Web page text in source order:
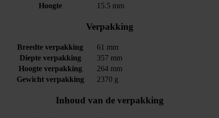
Hoogte
15.5 mm
Verpakking
Breedte verpakking
61 mm
Diepte verpakking
357 mm
Hoogte verpakking
264 mm
Gewicht verpakking
2370 g
Inhoud van de verpakking